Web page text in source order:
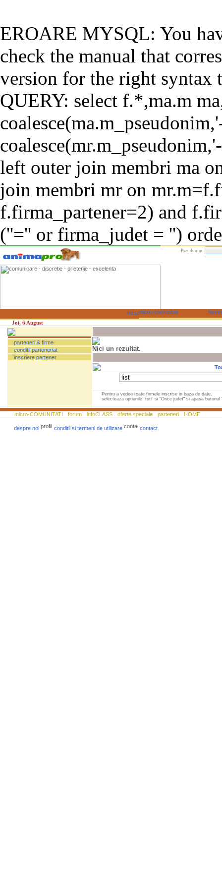
EROARE MYSQL: You
check the manual that
version for the right syntax
QUERY: select f.*,ma.m
left outer join membri ma
join membri mr on
f.firma_partener=2) and
(''='' or firma_judet = '')
Pseudonim:
Joi, 6 August
parteneri & firme
conditii parteneriat
inscriere partener
Nici un rezultat.
Pentru a vedea toate firmele inscrise in baza de date,
selecteaza optiunile "toti" si "Orice judet" si apasa butonul
micro-COMUNITATI forum infoCLASS oferte speciale parteneri HOME
despre noi conditii si termeni de utilizare contact